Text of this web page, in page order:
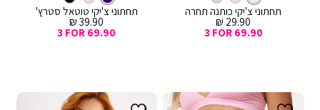
צבעים
תחתוני צ'יקי כותנה תחרה
מחיר
מכירה
29.90 ₪
3 FOR 69.90
תחתוני צ'יקי טוטאל סטרץ'
מחיר
מכירה
39.90 ₪
3 FOR 69.90